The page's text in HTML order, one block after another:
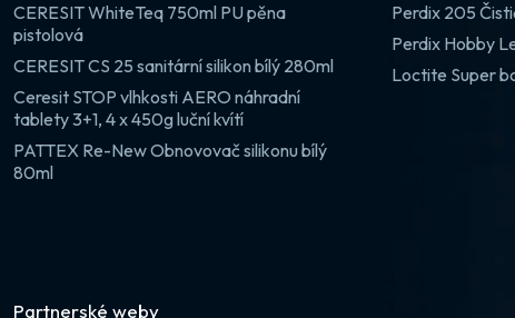
CERESIT WhiteTeq 750ml PU pěna
pistolová
CERESIT CS 25 sanitární silikon bílý 280ml
Ceresit STOP vlhkosti AERO náhradní
tablety 3+1, 4 x 450g luční kvítí
PATTEX Re-New Obnovovač silikonu bílý
80ml
Perdix 205
Perdix Hobby
Loctite Super
Partnerské weby